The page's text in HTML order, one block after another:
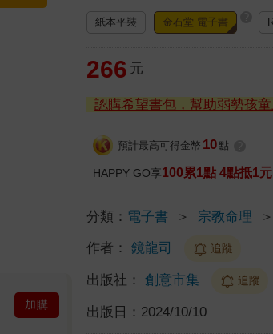
加購
紙本平裝 金石堂 電子書
266 元
認購希望書包，幫助弱勢孩童
預計最高可得金幣 10 點
HAPPY GO享100累1點 4點抵1元
分類： 電子書 ＞ 宗教命理 ＞
作者： 鏡龍司 追蹤
出版社： 創意市集 追蹤
出版日： 2024/10/10